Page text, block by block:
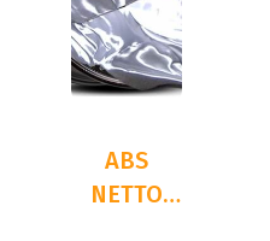
ABS
NETTO